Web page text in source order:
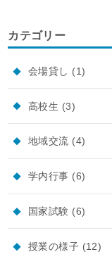
カテゴリー
会場貸し (1)
高校生 (3)
地域交流 (4)
学内行事 (6)
国家試験 (6)
授業の様子 (12)